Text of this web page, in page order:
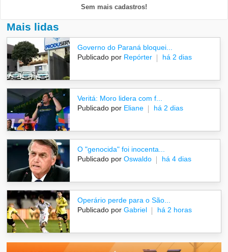
Sem mais cadastros!
Mais lidas
Governo do Paraná bloquei...
Publicado por Repórter há 2 dias
Veritá: Moro lidera com f...
Publicado por Eliane há 2 dias
O "genocida" foi inocenta...
Publicado por Oswaldo há 4 dias
Operário perde para o São...
Publicado por Gabriel há 2 horas